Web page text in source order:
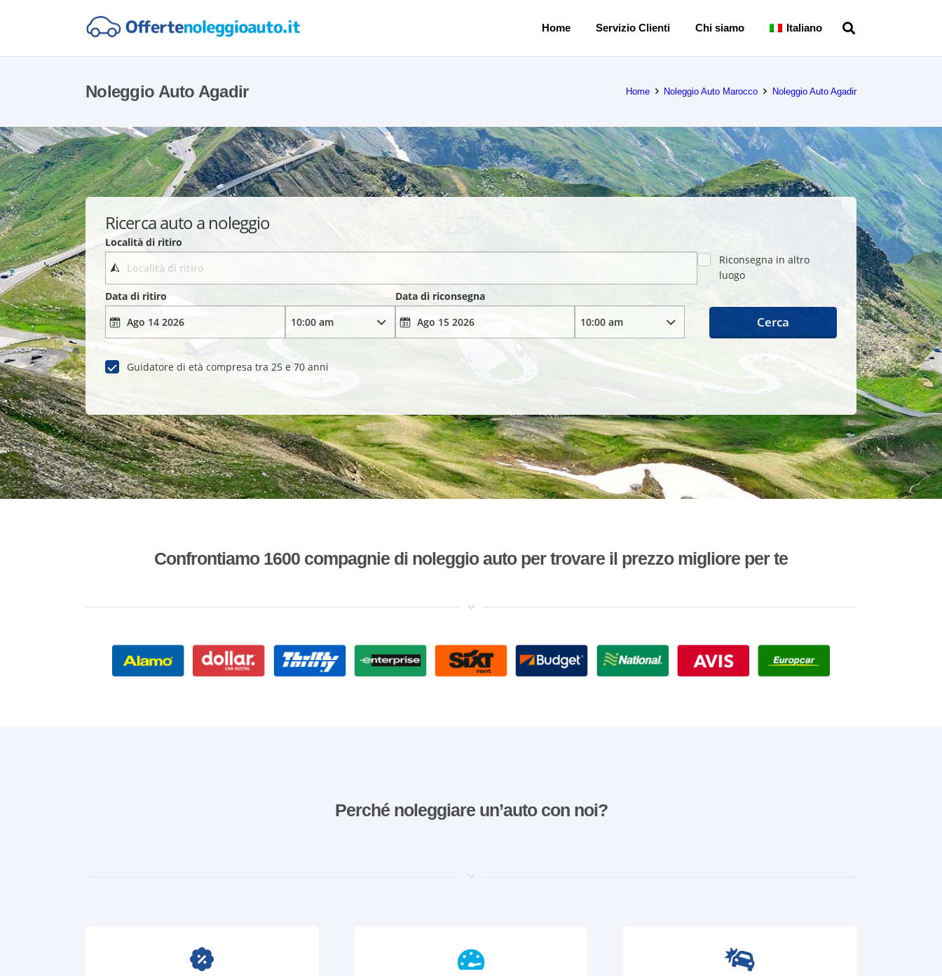
Home Servizio Clienti Chi siamo Italiano
Noleggio Auto Agadir Home Noleggio Auto Marocco Noleggio Auto Agadir
Ricerca auto a noleggio
Località di ritiro
Riconsegna in altro
luogo
Data di ritiro
Data di riconsegna
Guidatore di età compresa tra 25 e 70 anni
Cerca
Confrontiamo 1600 compagnie di noleggio auto per trovare il prezzo migliore per te
Perché noleggiare un’auto con noi?